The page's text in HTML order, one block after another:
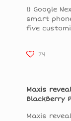
1) Google
smart
five
74
Maxis
BlackBerry
Maxis